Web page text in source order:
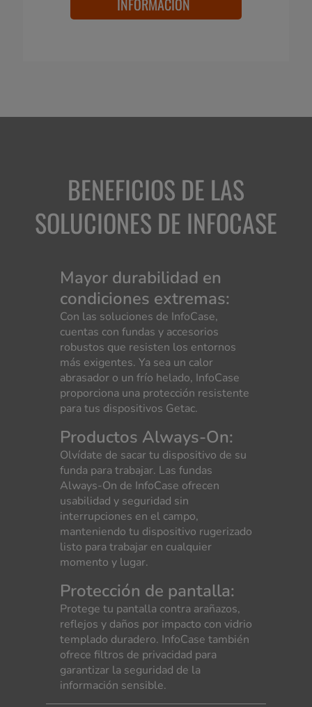
INFORMACIÓN
BENEFICIOS DE LAS
SOLUCIONES DE INFOCASE
Mayor durabilidad en
condiciones extremas:
Con las soluciones de InfoCase,
cuentas con fundas y accesorios
robustos que resisten los entornos
más exigentes. Ya sea un calor
abrasador o un frío helado, InfoCase
proporciona una protección resistente
para tus dispositivos Getac.
Productos Always-On:
Olvídate de sacar tu dispositivo de su
funda para trabajar. Las fundas
Always-On de InfoCase ofrecen
usabilidad y seguridad sin
interrupciones en el campo,
manteniendo tu dispositivo rugerizado
listo para trabajar en cualquier
momento y lugar.
Protección de pantalla:
Protege tu pantalla contra arañazos,
reflejos y daños por impacto con vidrio
templado duradero. InfoCase también
ofrece filtros de privacidad para
garantizar la seguridad de la
información sensible.